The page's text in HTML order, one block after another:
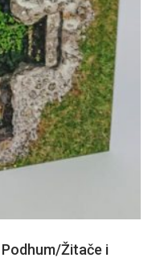
Podhum/Žitače i